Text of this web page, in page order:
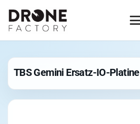
TBS Gemini Ersatz-IO-Platine